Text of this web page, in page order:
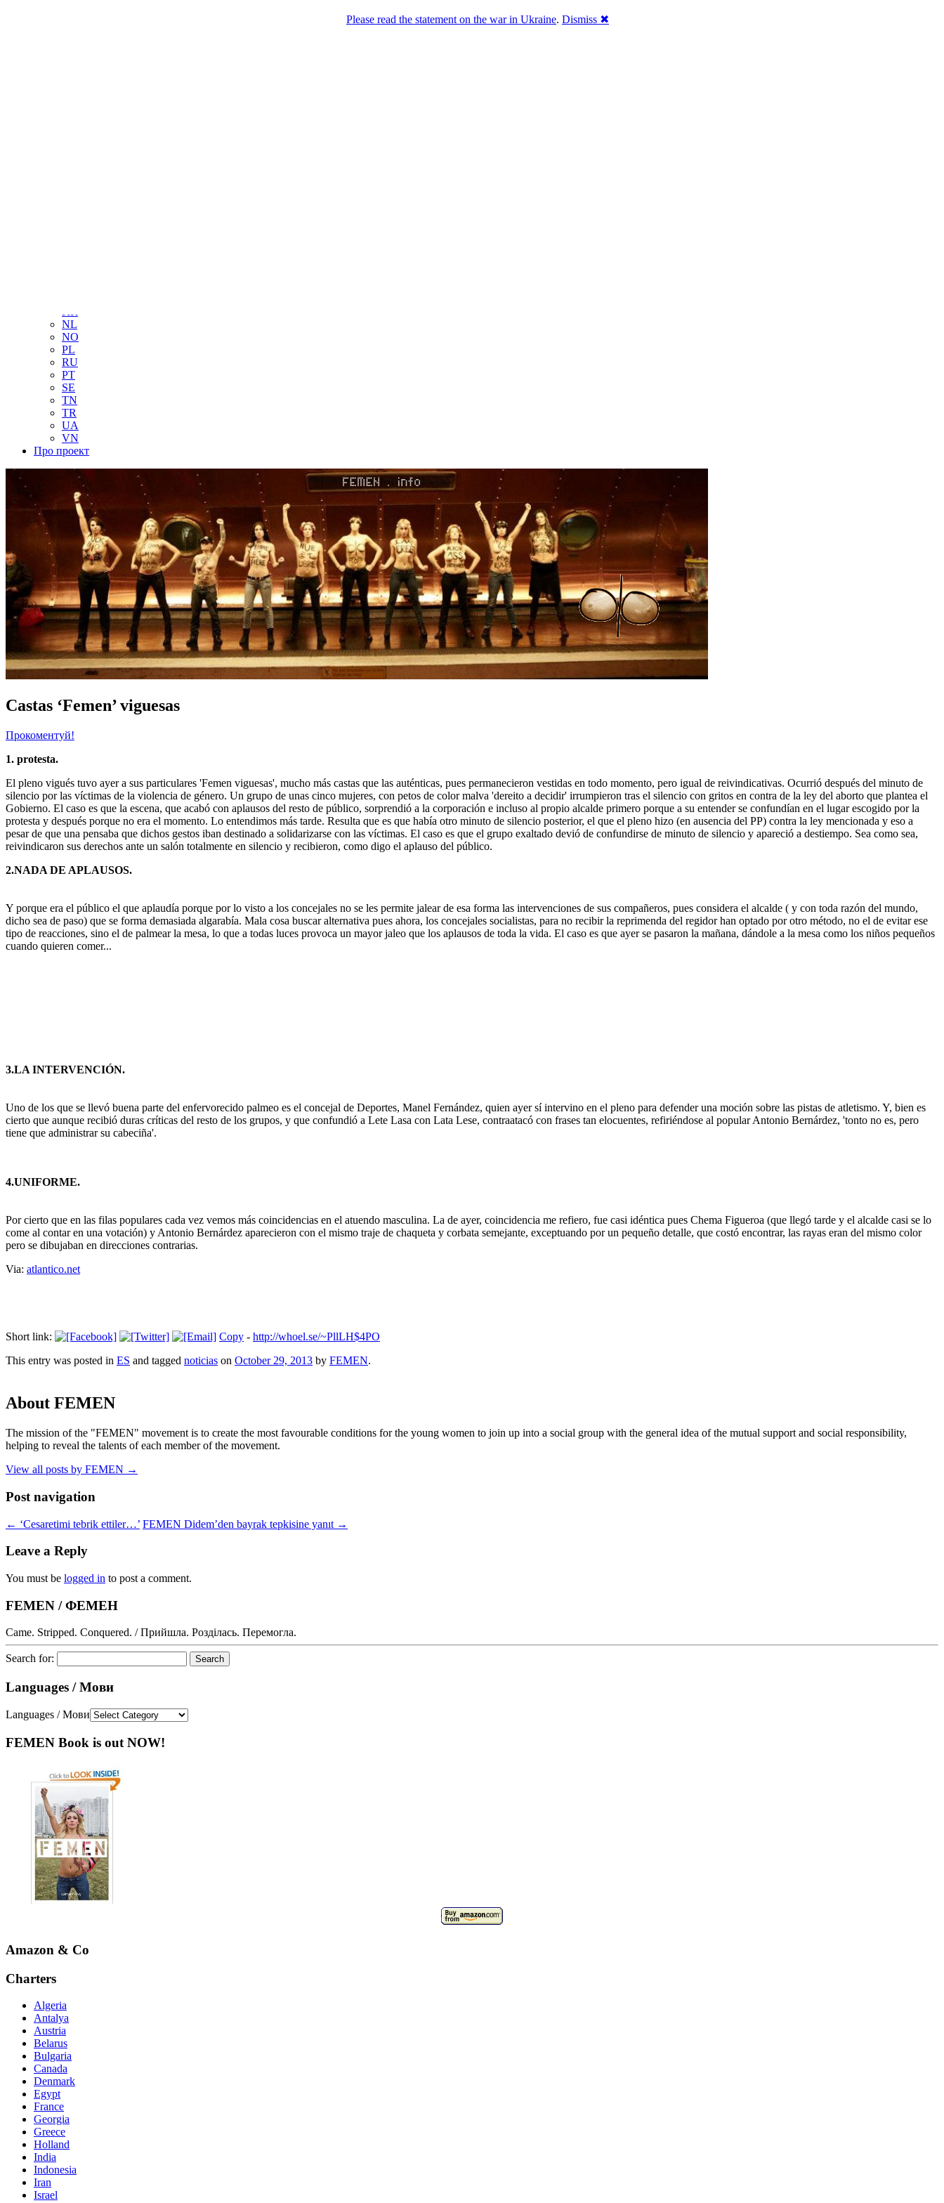
KR
NL
NO
PL
RU
PT
SE
TN
TR
UA
VN
Про проект
Castas ‘Femen’ viguesas
Прокоментуй!
1. protesta.
El pleno vigués tuvo ayer a sus particulares 'Femen viguesas', mucho más castas que las auténticas, pues permanecieron vestidas en todo momento, pero igual de reivindicativas. Ocurrió después del minuto de
silencio por las víctimas de la violencia de género. Un grupo de unas cinco mujeres, con petos de color malva 'dereito a decidir' irrumpieron tras el silencio con gritos en contra de la ley del aborto que plantea el
Gobierno. El caso es que la escena, que acabó con aplausos del resto de público, sorprendió a la corporación e incluso al propio alcalde primero porque a su entender se confundían en el lugar escogido por la
protesta y después porque no era el momento. Lo entendimos más tarde. Resulta que es que había otro minuto de silencio posterior, el que el pleno hizo (en ausencia del PP) contra la ley mencionada y eso a
pesar de que una pensaba que dichos gestos iban destinado a solidarizarse con las víctimas. El caso es que el grupo exaltado devió de confundirse de minuto de silencio y apareció a destiempo. Sea como sea,
reivindicaron sus derechos ante un salón totalmente en silencio y recibieron, como digo el aplauso del público.
2.NADA DE APLAUSOS.
Y porque era el público el que aplaudía porque por lo visto a los concejales no se les permite jalear de esa forma las intervenciones de sus compañeros, pues considera el alcalde ( y con toda razón del mundo,
dicho sea de paso) que se forma demasiada algarabía. Mala cosa buscar alternativa pues ahora, los concejales socialistas, para no recibir la reprimenda del regidor han optado por otro método, no el de evitar ese
tipo de reacciones, sino el de palmear la mesa, lo que a todas luces provoca un mayor jaleo que los aplausos de toda la vida. El caso es que ayer se pasaron la mañana, dándole a la mesa como los niños pequeños
cuando quieren comer...
3.LA INTERVENCIÓN.
Uno de los que se llevó buena parte del enfervorecido palmeo es el concejal de Deportes, Manel Fernández, quien ayer sí intervino en el pleno para defender una moción sobre las pistas de atletismo. Y, bien es
cierto que aunque recibió duras críticas del resto de los grupos, y que confundió a Lete Lasa con Lata Lese, contraatacó con frases tan elocuentes, refiriéndose al popular Antonio Bernárdez, 'tonto no es, pero
tiene que administrar su cabeciña'.
4.UNIFORME.
Por cierto que en las filas populares cada vez vemos más coincidencias en el atuendo masculina. La de ayer, coincidencia me refiero, fue casi idéntica pues Chema Figueroa (que llegó tarde y el alcalde casi se lo
come al contar en una votación) y Antonio Bernárdez aparecieron con el mismo traje de chaqueta y corbata semejante, exceptuando por un pequeño detalle, que costó encontrar, las rayas eran del mismo color
pero se dibujaban en direcciones contrarias.
Via: atlantico.net
Short link: Copy - http://whoel.se/~PllLH$4PO
This entry was posted in ES and tagged noticias on October 29, 2013 by FEMEN.
About FEMEN
The mission of the "FEMEN" movement is to create the most favourable conditions for the young women to join up into a social group with the general idea of the mutual support and social responsibility,
helping to reveal the talents of each member of the movement.
View all posts by FEMEN →
Post navigation
← ‘Cesaretimi tebrik ettiler…’ FEMEN Didem’den bayrak tepkisine yanıt →
Leave a Reply
You must be logged in to post a comment.
FEMEN / ФЕМЕН
Came. Stripped. Conquered. / Прийшла. Розділась. Перемогла.
Search for:
Languages / Мови
Languages / Мови
FEMEN Book is out NOW!
Amazon & Co
Charters
Algeria
Antalya
Austria
Belarus
Bulgaria
Canada
Denmark
Egypt
France
Georgia
Greece
Holland
India
Indonesia
Iran
Israel
Please read the statement on the war in Ukraine. Dismiss ✖